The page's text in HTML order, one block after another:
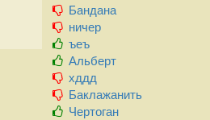
Бандана
ничер
ъеъ
Альберт
хддд
Баклажанить
Чертоган